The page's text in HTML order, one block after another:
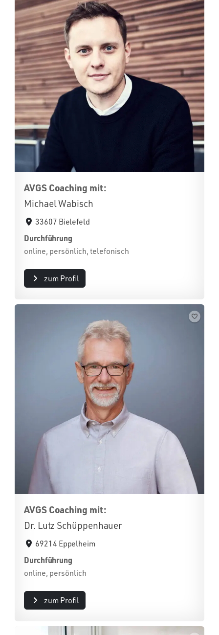
AVGS Coaching mit:
Michael Wabisch
33607 Bielefeld
Durchführung
online, persönlich, telefonisch
zum Profil
AVGS Coaching mit:
Dr. Lutz Schüppenhauer
69214 Eppelheim
Durchführung
online, persönlich
zum Profil